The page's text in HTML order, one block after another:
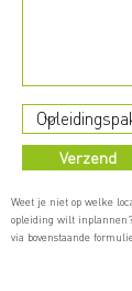
Verzend
Weet je niet op welke
opleiding wilt
via bovenstaande